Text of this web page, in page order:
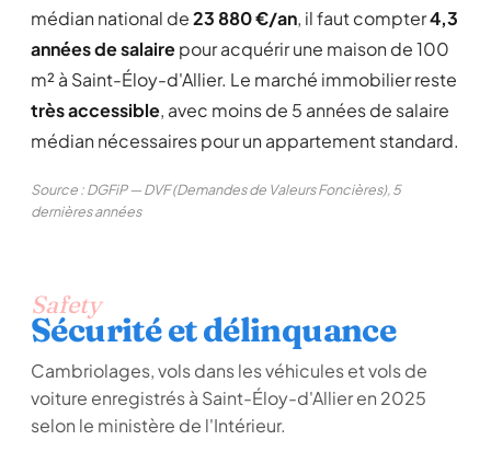
médian national de23 880 €/an, il faut compter4,3
années de salairepour acquérir une maison de 100
m² à Saint-Éloy-d'Allier. Le marché immobilier reste
très accessible, avec moins de 5 années de salaire
médian nécessaires pour un appartement standard.
Source : DGFiP — DVF (Demandes de Valeurs Foncières), 5
dernières années
Safety
Sécurité et délinquance
Cambriolages, vols dans les véhicules et vols de
voiture enregistrés à Saint-Éloy-d'Allier en 2025
selon le ministère de l'Intérieur.